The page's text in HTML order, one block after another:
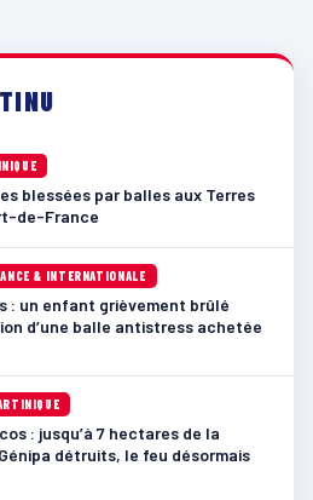
blessées par balles aux Terres
de-France
& INTERNATIONALE
: un enfant grièvement brûlé
d’une balle antistress achetée
: jusqu’à 7 hectares de la
détruits, le feu désormais